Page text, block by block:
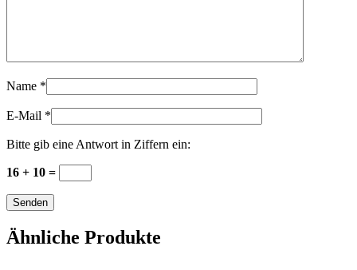
Name *
E-Mail *
Bitte gib eine Antwort in Ziffern ein:
16 + 10 =
Ähnliche Produkte